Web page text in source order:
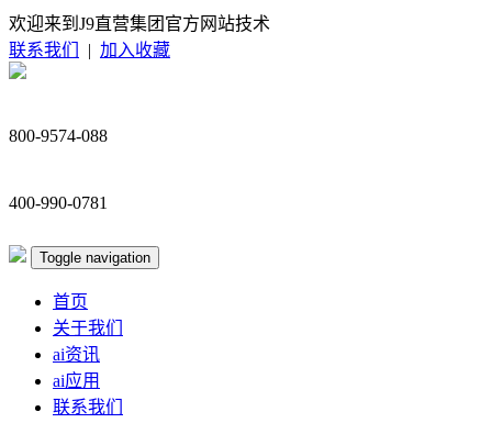
欢迎来到J9直营集团官方网站技术
联系我们
| 加入收藏
800-9574-088
400-990-0781
Toggle navigation
首页
关于我们
ai资讯
ai应用
联系我们